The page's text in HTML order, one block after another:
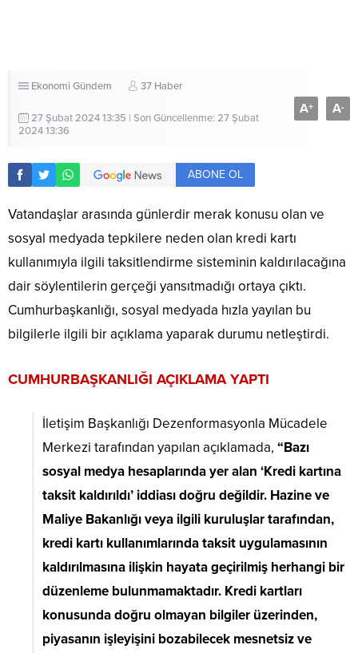
Ekonomi Gündem 37 Haber
27 Şubat 2024 13:35 | Son Güncellenme: 27 Şubat
2024 13:36
A+ A-
ABONE OL
Vatandaşlar arasında günlerdir merak konusu olan ve
sosyal medyada tepkilere neden olan kredi kartı
kullanımıyla ilgili taksitlendirme sisteminin kaldırılacağına
dair söylentilerin gerçeği yansıtmadığı ortaya çıktı.
Cumhurbaşkanlığı, sosyal medyada hızla yayılan bu
bilgilerle ilgili bir açıklama yaparak durumu netleştirdi.
CUMHURBAŞKANLIĞI AÇIKLAMA YAPTI
İletişim Başkanlığı Dezenformasyonla Mücadele
Merkezi tarafından yapılan açıklamada, “Bazı
sosyal medya hesaplarında yer alan ‘Kredi kartına
taksit kaldırıldı’ iddiası doğru değildir. Hazine ve
Maliye Bakanlığı veya ilgili kuruluşlar tarafından,
kredi kartı kullanımlarında taksit uygulamasının
kaldırılmasına ilişkin hayata geçirilmiş herhangi bir
düzenleme bulunmamaktadır. Kredi kartları
konusunda doğru olmayan bilgiler üzerinden,
piyasanın işleyişini bozabilecek mesnetsiz ve